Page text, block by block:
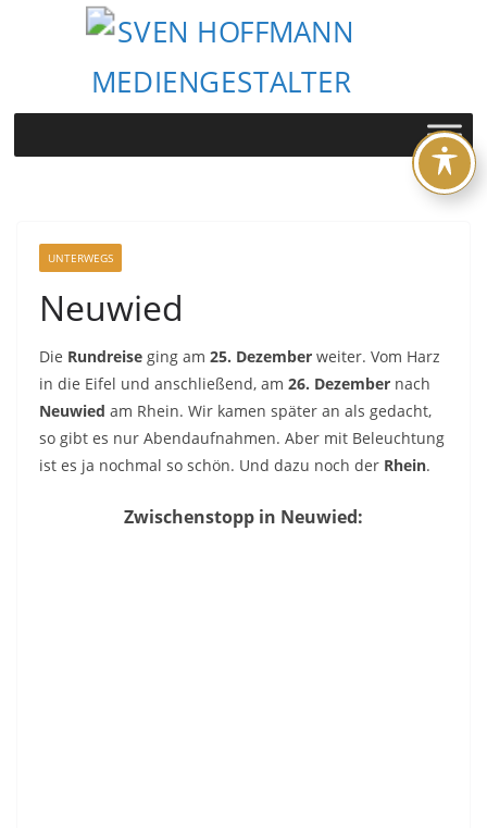
UNTERWEGS
Neuwied
Die Rundreise ging am 25. Dezember weiter. Vom Harz
in die Eifel und anschließend, am 26. Dezember nach
Neuwied am Rhein. Wir kamen später an als gedacht,
so gibt es nur Abendaufnahmen. Aber mit Beleuchtung
ist es ja nochmal so schön. Und dazu noch der Rhein.
Zwischenstopp in Neuwied: